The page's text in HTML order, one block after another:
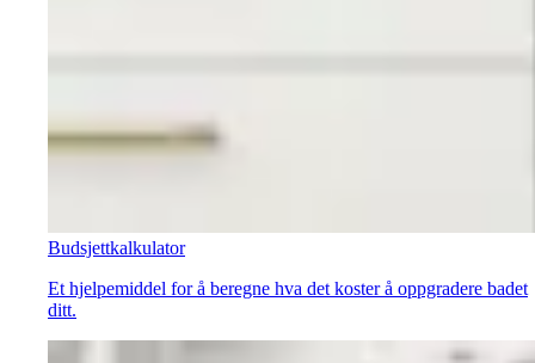
Budsjettkalkulator
Et hjelpemiddel for å beregne hva det koster å oppgradere badet
ditt.